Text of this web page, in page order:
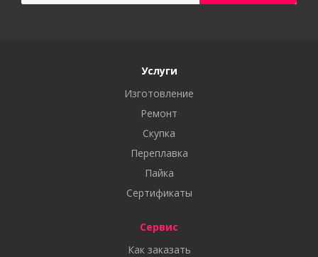
Услуги
Изготовление
Ремонт
Скупка
Переплавка
Пайка
Сертификаты
Сервис
Как заказать